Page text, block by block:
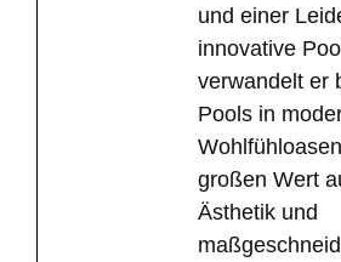
und einer
innovative
verwandelt er
Pools in
großen Wert
Ästhetik und